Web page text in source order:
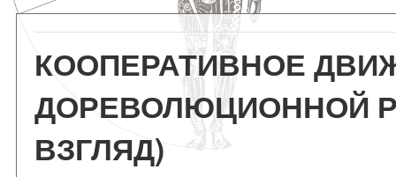
КООПЕРАТИВНОЕ
ДОРЕВОЛЮЦИОННОЙ
ВЗГЛЯД)